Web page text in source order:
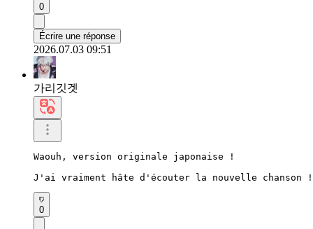
0
Écrire une réponse
2026.07.03 09:51
가리깃겟
Waouh, version originale japonaise !
J'ai vraiment hâte d'écouter la nouvelle chanson !
0